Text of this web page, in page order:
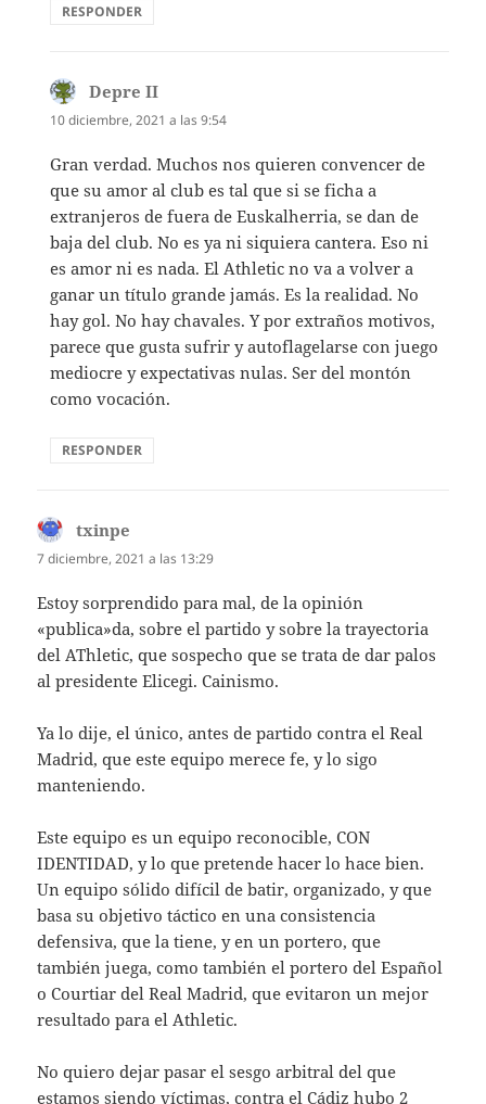
RESPONDER
Depre II
10 diciembre, 2021 a las 9:54
Gran verdad. Muchos nos quieren convencer de
que su amor al club es tal que si se ficha a
extranjeros de fuera de Euskalherria, se dan de
baja del club. No es ya ni siquiera cantera. Eso ni
es amor ni es nada. El Athletic no va a volver a
ganar un título grande jamás. Es la realidad. No
hay gol. No hay chavales. Y por extraños motivos,
parece que gusta sufrir y autoflagelarse con juego
mediocre y expectativas nulas. Ser del montón
como vocación.
RESPONDER
txinpe
7 diciembre, 2021 a las 13:29
Estoy sorprendido para mal, de la opinión
«publica»da, sobre el partido y sobre la trayectoria
del AThletic, que sospecho que se trata de dar palos
al presidente Elicegi. Cainismo.
Ya lo dije, el único, antes de partido contra el Real
Madrid, que este equipo merece fe, y lo sigo
manteniendo.
Este equipo es un equipo reconocible, CON
IDENTIDAD, y lo que pretende hacer lo hace bien.
Un equipo sólido difícil de batir, organizado, y que
basa su objetivo táctico en una consistencia
defensiva, que la tiene, y en un portero, que
también juega, como también el portero del Español
o Courtiar del Real Madrid, que evitaron un mejor
resultado para el Athletic.
No quiero dejar pasar el sesgo arbitral del que
estamos siendo víctimas, contra el Cádiz hubo 2